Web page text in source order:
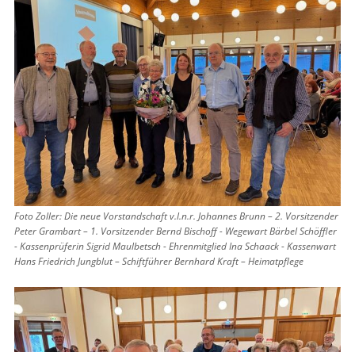
Foto Zoller: Die neue Vorstandschaft v.l.n.r. Johannes Brunn – 2. Vorsitzender
Peter Grambart – 1. Vorsitzender Bernd Bischoff - Wegewart Bärbel Schöffler
- Kassenprüferin Sigrid Maulbetsch - Ehrenmitglied Ina Schaack - Kassenwart
Hans Friedrich Jungblut – Schiftführer Bernhard Kraft – Heimatpflege